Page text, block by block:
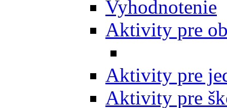
Vyhodnotenie
Aktivity pre
Aktivity pre
Aktivity pre